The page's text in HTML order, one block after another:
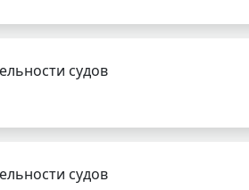
судов
судов